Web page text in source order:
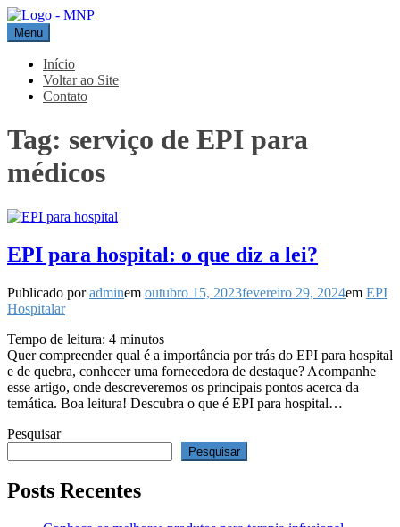
Pular
para
o
conteúdo
MNP
Blog
Menu
Início
Voltar ao Site
Contato
Tag: serviço de EPI para
médicos
EPI para hospital: o que diz a lei?
Publicado poradminem outubro 15, 2023fevereiro 29, 2024em EPI
Hospitalar
Tempo de leitura: 4 minutos
Quer compreender qual é a importância por trás do EPI para hospital
e de quebra, conhecer uma fornecedora de destaque? Acompanhe
esse artigo, onde descreveremos os principais pontos acerca da
temática. Boa leitura! Descubra o que é EPI para hospital…
Pesquisar
Pesquisar
Posts Recentes